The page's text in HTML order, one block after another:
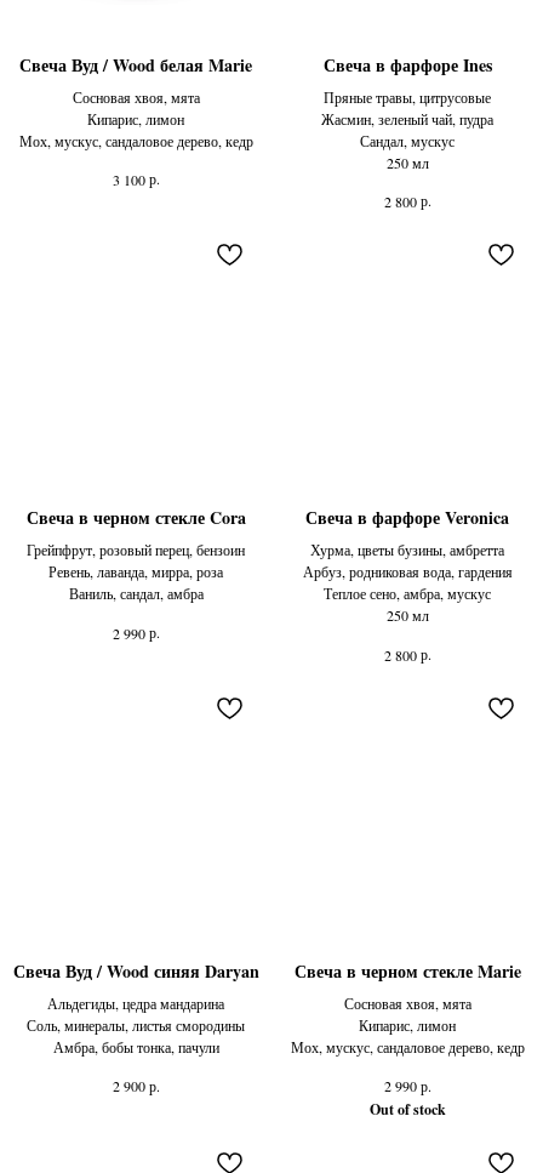
Свеча Вуд / Wood белая Marie
Сосновая хвоя, мята
Кипарис, лимон
Мох, мускус, сандаловое дерево, кедр
3 100 р.
Свеча в фарфоре Ines
Пряные травы, цитрусовые
Жасмин, зеленый чай, пудра
Сандал, мускус
250 мл
2 800 р.
Свеча в черном стекле Cora
Грейпфрут, розовый перец, бензоин
Ревень, лаванда, мирра, роза
Ваниль, сандал, амбра
2 990 р.
Свеча в фарфоре Veronica
Хурма, цветы бузины, амбретта
Арбуз, родниковая вода, гардения
Теплое сено, амбра, мускус
250 мл
2 800 р.
Свеча Вуд / Wood синяя Daryan
Альдегиды, цедра мандарина
Соль, минералы, листья смородины
Амбра, бобы тонка, пачули
2 900 р.
Свеча в черном стекле Marie
Сосновая хвоя, мята
Кипарис, лимон
Мох, мускус, сандаловое дерево, кедр
2 990 р.
Out of stock